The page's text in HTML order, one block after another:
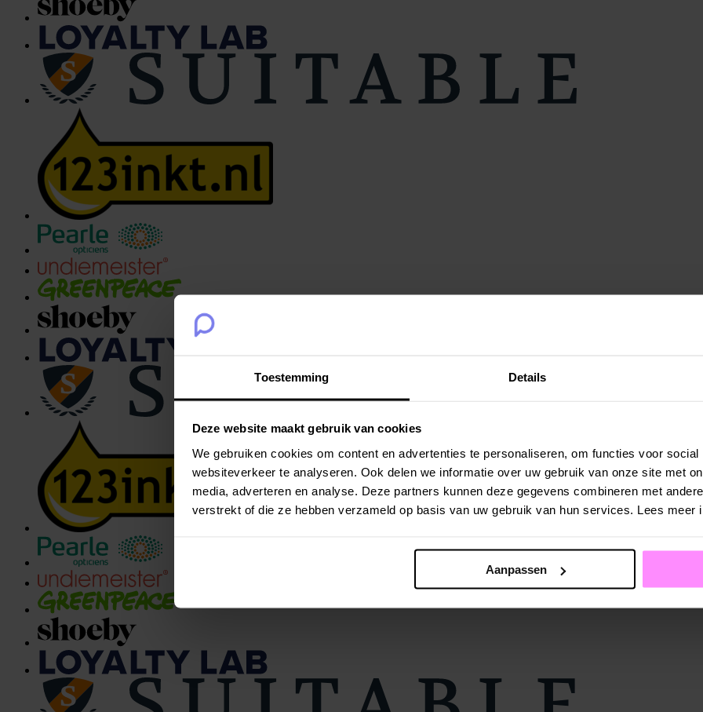
Toestemming Details
Deze website maakt gebruik van cookies
We gebruiken cookies om content en advertenties te personaliseren, om functies voor
websiteverkeer te analyseren. Ook delen we informatie over uw gebruik van onze site met
media, adverteren en analyse. Deze partners kunnen deze gegevens combineren met
verstrekt of die ze hebben verzameld op basis van uw gebruik van hun services. Lees meer
Aanpassen